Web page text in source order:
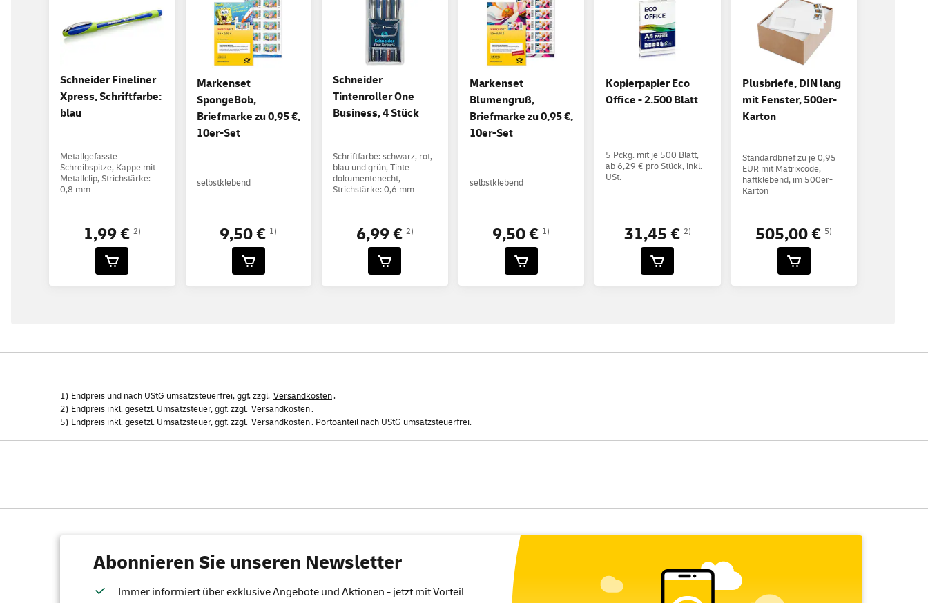
Schneider Fineliner
Xpress, Schriftfarbe:
blau
Metallgefasste
Schreibspitze, Kappe mit
Metallclip, Strichstärke:
0,8 mm
1,99 € 2)
Markenset
SpongeBob,
Briefmarke zu 0,95 €,
10er-Set
selbstklebend
9,50 € 1)
Schneider
Tintenroller One
Business, 4 Stück
Schriftfarbe: schwarz, rot,
blau und grün, Tinte
dokumentenecht,
Strichstärke: 0,6 mm
6,99 € 2)
Markenset
Blumengruß,
Briefmarke zu 0,95 €,
10er-Set
selbstklebend
9,50 € 1)
Kopierpapier Eco
Office - 2.500 Blatt
5 Pckg. mit je 500 Blatt,
ab 6,29 € pro Stück, inkl.
USt.
31,45 € 2)
Plusbriefe, DIN lang
mit Fenster, 500er-
Karton
Standardbrief zu je 0,95
EUR mit Matrixcode,
haftklebend, im 500er-
Karton
505,00 € 5)
1) Endpreis und nach UStG umsatzsteuerfrei, ggf. zzgl. Versandkosten.
2) Endpreis inkl. gesetzl. Umsatzsteuer, ggf. zzgl. Versandkosten.
5) Endpreis inkl. gesetzl. Umsatzsteuer, ggf. zzgl. Versandkosten. Portoanteil nach UStG umsatzsteuerfrei.
Abonnieren Sie unseren Newsletter
Immer informiert über exklusive Angebote und Aktionen - jetzt mit Vorteil